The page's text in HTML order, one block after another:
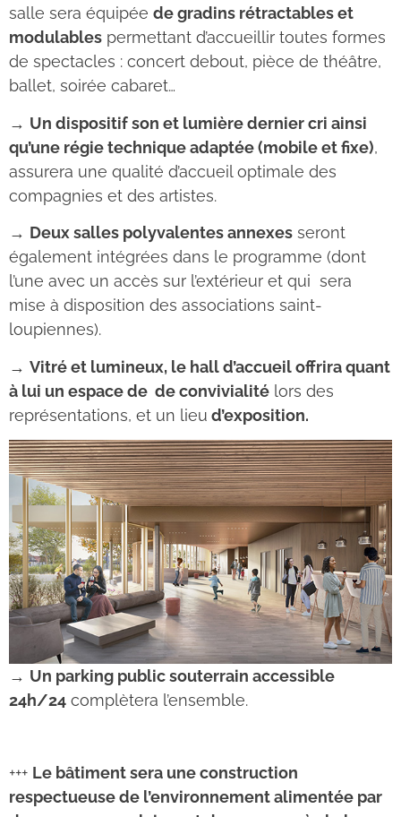
salle sera équipée de gradins rétractables et
modulables permettant d’accueillir toutes formes
de spectacles : concert debout, pièce de théâtre,
ballet, soirée cabaret…
→ Un dispositif son et lumière dernier cri ainsi
qu’une régie technique adaptée (mobile et fixe),
assurera une qualité d’accueil optimale des
compagnies et des artistes.
→ Deux salles polyvalentes annexes seront
également intégrées dans le programme (dont
l’une avec un accès sur l’extérieur et qui sera
mise à disposition des associations saint-
loupiennes).
→ Vitré et lumineux, le hall d’accueil offrira quant
à lui un espace de de convivialité lors des
représentations, et un lieu d’exposition.
→ Un parking public souterrain accessible
24h/24 complètera l’ensemble.
+++ Le bâtiment sera une construction
respectueuse de l’environnement alimentée par